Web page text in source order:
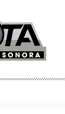
De Sonora